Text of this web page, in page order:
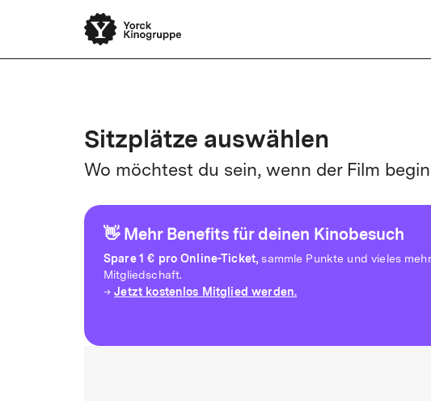
Sitzplätze auswählen
Wo möchtest du sein, wenn der Film
👋 Mehr Benefits für deinen Kinobesuch
Spare1 € pro Online-Ticket, sammle Punkte und vieles
Mitgliedschaft.
→Jetzt kostenlos Mitglied werden.